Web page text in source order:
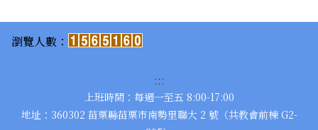
:::
上班時間：每週一至五 8:00-17:00
地址：360302 苗栗縣苗栗市南勢里聯大 2 號（共教會前棟 G2-